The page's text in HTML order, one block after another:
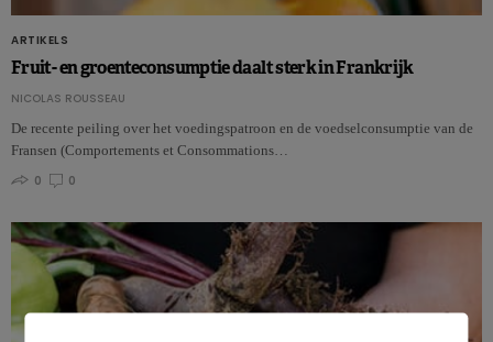
ARTIKELS
Fruit- en groenteconsumptie daalt sterk in Frankrijk
NICOLAS ROUSSEAU
De recente peiling over het voedingspatroon en de voedselconsumptie van de
Fransen (Comportements et Consommations…
0
0